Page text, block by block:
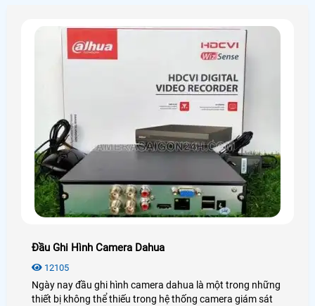
Đầu Ghi Hình Camera Dahua
12105
Ngày nay đầu ghi hình camera dahua là một trong những
thiết bị không thể thiếu trong hệ thống camera giám sát